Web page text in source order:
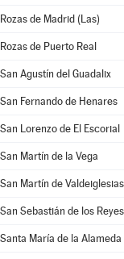
Rozas de Madrid (Las)
Rozas de Puerto Real
San Agustín del Guadalix
San Fernando de Henares
San Lorenzo de El Escorial
San Martín de la Vega
San Martín de Valdeiglesias
San Sebastián de los Reyes
Santa María de la Alameda